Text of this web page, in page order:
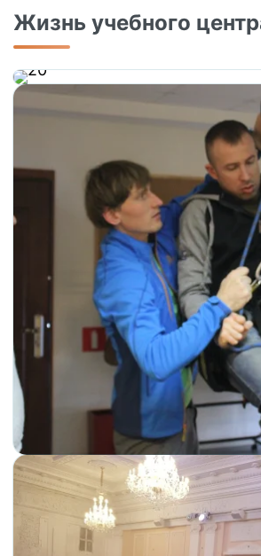
Жизнь учебного